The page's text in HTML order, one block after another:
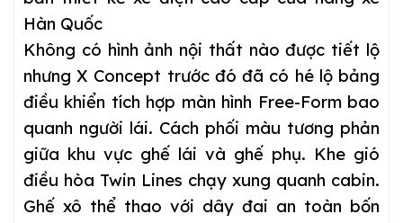
Không có hình ảnh nội thất nào được tiết lộ
nhưng X Concept trước đó đã có hé lộ bảng
điều khiển tích hợp màn hình Free-Form bao
quanh người lái. Cách phối màu tương phản
giữa khu vực ghế lái và ghế phụ. Khe gió
điều hòa Twin Lines chạy xung quanh cabin.
Ghế xô thể thao với dây đai an toàn bốn